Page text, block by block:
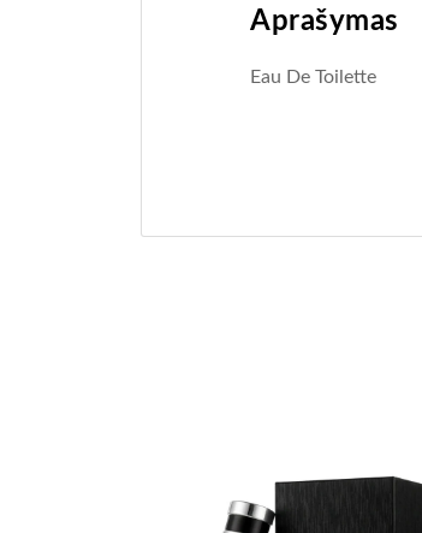
Aprašymas
Eau De Toilette